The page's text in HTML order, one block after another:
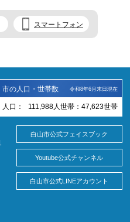
スマートフォン
市の人口・世帯数 令和8年6月末日現在
人口： 111,988 人 世帯： 47,623世帯
白山市公式フェイスブック
Youtube公式チャンネル
白山市公式LINEアカウント